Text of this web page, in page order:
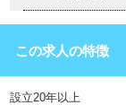
この求人の特徴
設立20年以上